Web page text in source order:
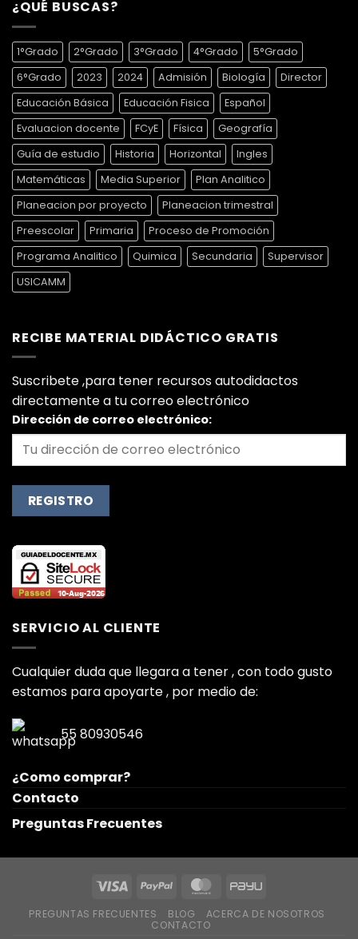
¿QUÉ BUSCAS?
1°Grado 2°Grado 3°Grado 4°Grado
5°Grado
6°Grado
2023 2024 Admisión Biología
Director
Educación Básica
Educación Fisica
Español
Evaluacion docente
FCyE Física
Geografía
Guía de estudio
Historia Horizontal
Ingles
Matemáticas
Media Superior
Plan Analitico
Planeacion por proyecto
Planeacion trimestral
Preescolar
Primaria
Proceso de Promoción
Programa Analitico
Quimica Secundaria
Supervisor
USICAMM
RECIBE MATERIAL DIDÁCTICO GRATIS
Suscribete ,para tener recursos autodidactos
directamente a tu correo electrónico
Dirección de correo electrónico:
SERVICIO AL CLIENTE
Cualquier duda que llegara a tener , con todo gusto
estamos para apoyarte , por medio de:
55 80930546
¿Como comprar?
Contacto
Preguntas Frecuentes
PREGUNTAS FRECUENTES BLOG
ACERCA DE NOSOTROS
CONTACTO